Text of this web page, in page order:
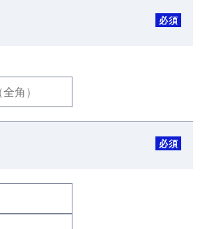
必須
必須